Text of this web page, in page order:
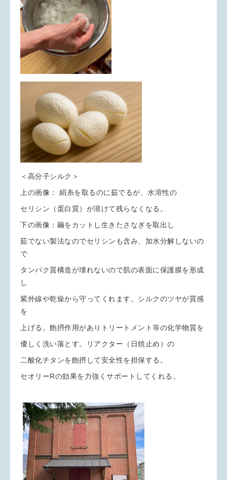
＜高分子シルク＞
上の画像： 絹糸を取るのに茹でるが、水溶性の
セリシン（蛋白質）が溶けて残らなくなる。
下の画像：繭をカットし生きたさなぎを取出し
茹でない製法なのでセリシンも含み、加水分解しないの
で
タンパク質構造が壊れないので肌の表面に保護膜を形成
し
紫外線や乾燥から守ってくれます。シルクのツヤが質感
を
上げる。飽摂作用がありトリートメント等の化学物質を
優しく洗い落とす。リアクター（日焼止め）の
二酸化チタンを飽摂して安全性を担保する。
セオリーRの効果を力強くサポートしてくれる。